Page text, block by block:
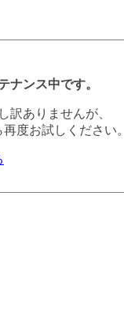
ナンス中です。
訳ありませんが、
度お試しください。